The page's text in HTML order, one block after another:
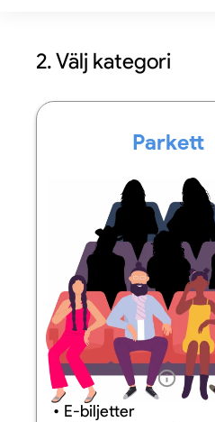
2. Välj kategori
Parkett
Information
E-biljetter